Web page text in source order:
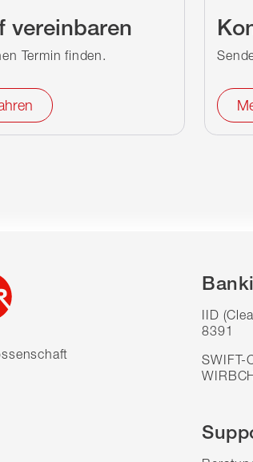
vereinbaren
Termin finden.
IID
8391
SWIFT-